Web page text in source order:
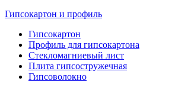
Гипсокартон и профиль
Гипсокартон
Профиль для гипсокартона
Стекломагниевый лист
Плита гипсостружечная
Гипсоволокно